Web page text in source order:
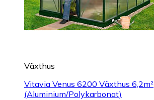
Växthus
Vitavia Venus 6200 Växthus 6,2m²
(Aluminium/Polykarbonat)